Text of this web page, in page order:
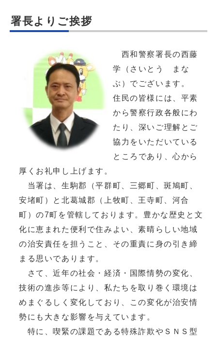
署長よりご挨拶
西和警察署長の西藤
学（さいとう まな
ぶ）でございます。
住民の皆様には、平素
から警察行政各般にわ
たり、深いご理解とご
協力をいただいている
ところであり、心から
厚くお礼申し上げます。
当署は、生駒郡（平群町、三郷町、斑鳩町、
安堵町）と北葛城郡（上牧町、王寺町、河合
町）の7町を管轄しております。豊かな歴史と文
化に恵まれた便利で住みよい、素晴らしい地域
の治安責任を担うこと、その重責に身の引き締
まる思いであります。
さて、近年の社会・経済・国際情勢の変化、
技術の進歩等により、私たちを取り巻く環境は
めまぐるしく変化しており、この変化が治安情
勢にも大きな影響を与えています。
特に、喫緊の課題である特殊詐欺やＳＮＳ型